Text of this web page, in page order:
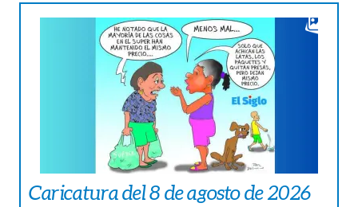
Caricatura del 8 de agosto de 2026